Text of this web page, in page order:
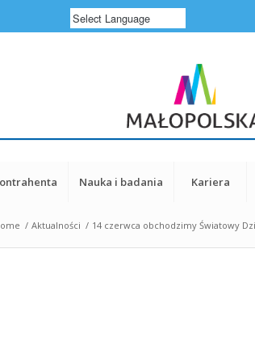
Nauka i badania Kariera
/ Aktualności / 14 czerwca obchodzimy Światowy